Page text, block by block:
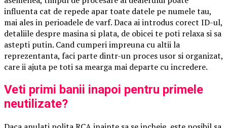
influenta cat de repede apar toate datele pe numele tau,
mai ales in perioadele de varf. Daca ai introdus corect ID-ul,
detaliile despre masina si plata, de obicei te poti relaxa si sa
astepti putin. Cand cumperi impreuna cu altii la
reprezentanta, faci parte dintr-un proces usor si organizat,
care ii ajuta pe toti sa mearga mai departe cu incredere.
Veti primi banii inapoi pentru primele
neutilizate?